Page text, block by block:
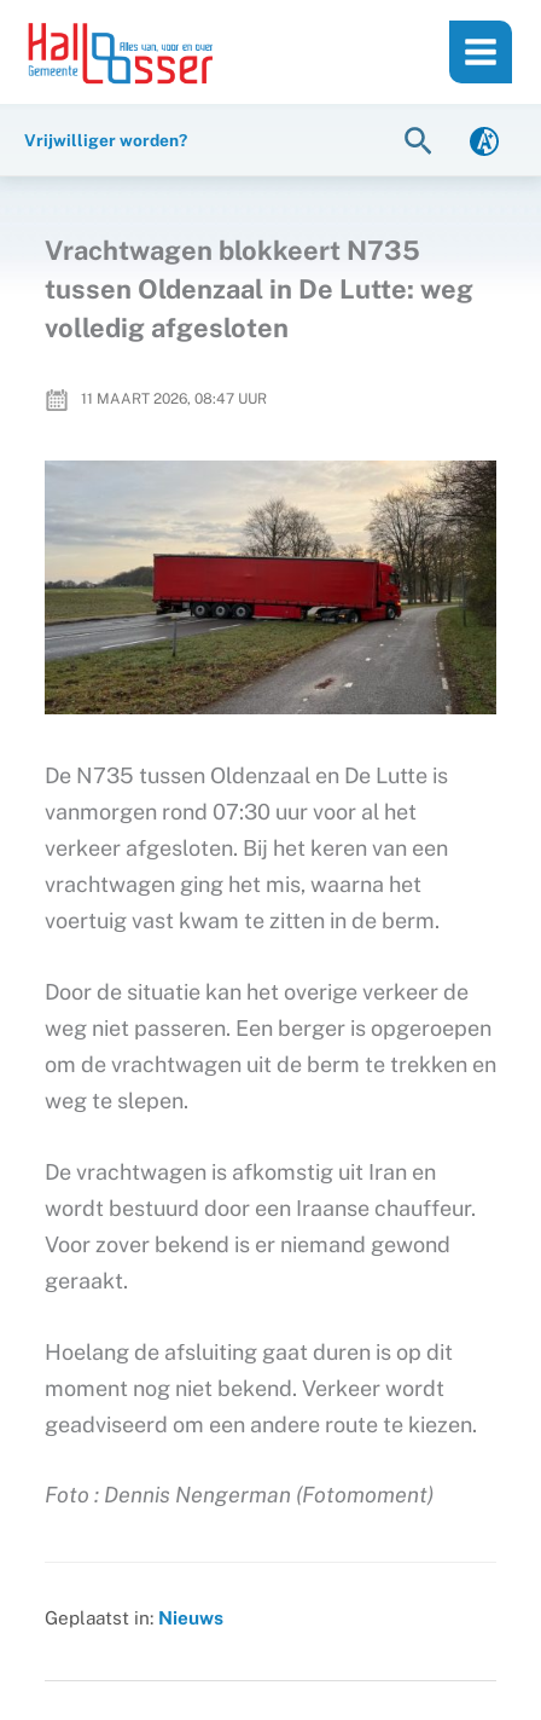
inhoud
naar
Vrijwilliger worden? Zoeken
Vrachtwagen blokkeert N735
tussen Oldenzaal in De Lutte: weg
volledig afgesloten
11 MAART 2026, 08:47UUR
De N735 tussen Oldenzaal en De Lutte is
vanmorgen rond 07:30 uur voor al het
verkeer afgesloten. Bij het keren van een
vrachtwagen ging het mis, waarna het
voertuig vast kwam te zitten in de berm.
Door de situatie kan het overige verkeer de
weg niet passeren. Een berger is opgeroepen
om de vrachtwagen uit de berm te trekken en
weg te slepen.
De vrachtwagen is afkomstig uit Iran en
wordt bestuurd door een Iraanse chauffeur.
Voor zover bekend is er niemand gewond
geraakt.
Hoelang de afsluiting gaat duren is op dit
moment nog niet bekend. Verkeer wordt
geadviseerd om een andere route te kiezen.
Foto : Dennis Nengerman (Fotomoment)
Geplaatst in: Nieuws